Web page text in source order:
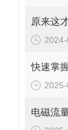
电磁流